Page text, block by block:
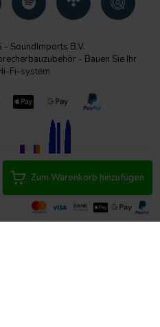
Zum Warenkorb hinzufügen
SoundImports B.V.
- Bauen Sie Ihr
Fi-system